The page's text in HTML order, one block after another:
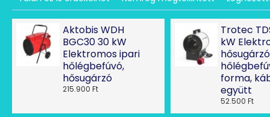
Aktobis WDH
BGC30 30 kW
Elektromos ipari
hőlégbefúvó,
hősugárzó
215.900 Ft
Trotec
kW
forma,
együtt
52.500 Ft